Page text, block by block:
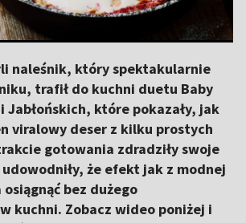
naleśnik, który spektakularnie
trafił do kuchni duetu Baby
Jabłońskich, które pokazały, jak
viralowy deser z kilku prostych
gotowania zdradziły swoje
że efekt jak z modnej
bez dużego
kuchni. Zobacz wideo poniżej i